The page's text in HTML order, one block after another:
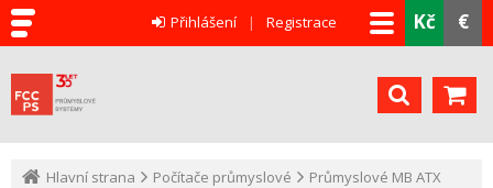
Kč €
Přihlášení Registrace
Hlavní strana Počítače průmyslové Průmyslové MB ATX